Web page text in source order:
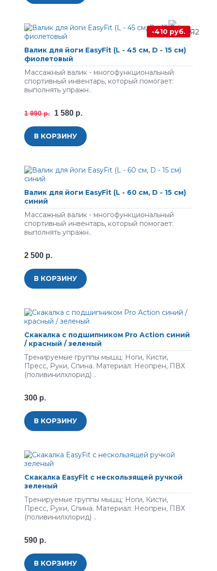
-410 руб.
Валик для йоги EasyFit (L - 45 cм, D - 15 см)
фиолетовый
Массажный валик - многофункциональный
спортивный инвентарь, который помогает:
выполнять упражн..
1 990 р. 1 580 р.
В КОРЗИНУ
Валик для йоги EasyFit (L - 60 cм, D - 15 см)
синий
Массажный валик - многофункциональный
спортивный инвентарь, который помогает:
выполнять упражн..
2 500 р.
В КОРЗИНУ
Скакалка с подшипником Pro Action синий
/ красный / зеленый
Тренируемые группы мышц: Ноги, Кисти,
Пресс, Руки, Спина. Материал: Неопрен, ПВХ
(поливинилхлорид) ..
300 р.
В КОРЗИНУ
Скакалка EasyFit с нескользящей ручкой
зеленый
Тренируемые группы мышц: Ноги, Кисти,
Пресс, Руки, Спина. Материал: Неопрен, ПВХ
(поливинилхлорид) ..
590 р.
В КОРЗИНУ